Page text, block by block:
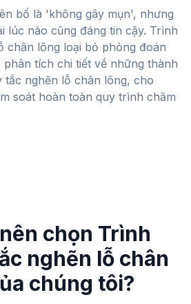
có thành phần gây mụn
thấy trong đầu vào của
bố là 'không gây mụn', nhưng
lúc nào cũng đáng tin cậy. Trình
chân lông loại bỏ phỏng đoán
tích chi tiết về những thành
tắc nghẽn lỗ chân lông, cho
soát hoàn toàn quy trình chăm
chọn Trình
nghẽn lỗ chân
chúng tôi?